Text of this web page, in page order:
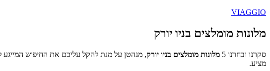
VIAGGIO
מלונות מומלצים בניו יורק
סקרנו ובחרנו 5 מלונות מומלצים בניו יורק, מנהטן על מנת להקל עליכם את החיפוש המייגע
מציע.